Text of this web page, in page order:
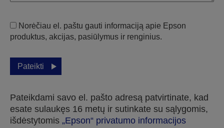
Norėčiau el. paštu gauti informaciją apie Epson
produktus, akcijas, pasiūlymus ir renginius.
Pateikti
Pateikdami savo el. pašto adresą patvirtinate, kad
esate sulaukęs 16 metų ir sutinkate su sąlygomis,
išdėstytomis „Epson“ privatumo informacijos